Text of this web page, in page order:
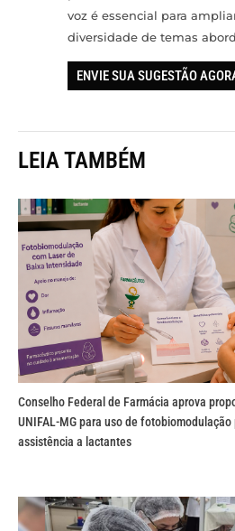
voz é essencial para
diversidade de temas
ENVIE SUA SUGESTÃO
LEIA TAMBÉM
Conselho Federal de Farmácia aprova
UNIFAL-MG para uso de
assistência a lactantes